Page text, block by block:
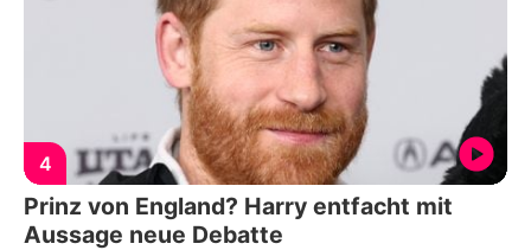
4
Prinz von England? Harry entfacht mit
Aussage neue Debatte